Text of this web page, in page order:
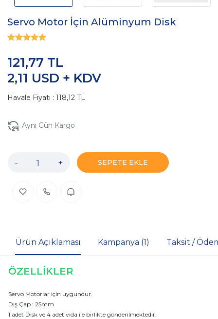
Servo Motor İçin Alüminyum Disk
2,11 USD + KDV
121,77 TL
Havale Fiyatı : 118,12 TL
Aynı Gün Kargo
- + SEPETE EKLE
Ürün Açıklaması Kampanya (1) Taksit /
ÖZELLİKLER
Servo Motorlar için uygundur.
Dış Çap : 25mm
1 adet Disk ve 4 adet vida ile birlikte gönderilmektedir.